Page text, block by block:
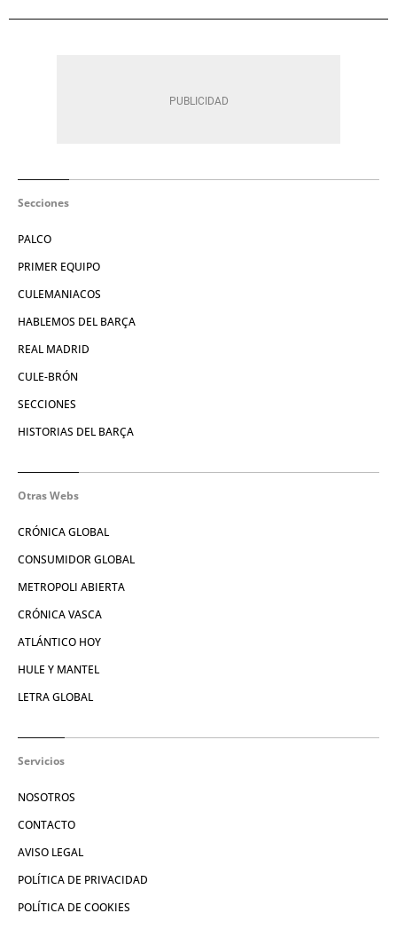
Secciones
PALCO
PRIMER EQUIPO
CULEMANIACOS
HABLEMOS DEL BARÇA
REAL MADRID
CULE-BRÓN
SECCIONES
HISTORIAS DEL BARÇA
Otras Webs
CRÓNICA GLOBAL
CONSUMIDOR GLOBAL
METROPOLI ABIERTA
CRÓNICA VASCA
ATLÁNTICO HOY
HULE Y MANTEL
LETRA GLOBAL
Servicios
NOSOTROS
CONTACTO
AVISO LEGAL
POLÍTICA DE PRIVACIDAD
POLÍTICA DE COOKIES